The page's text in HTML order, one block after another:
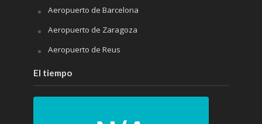
Aeropuerto de Barcelona
Aeropuerto de Zaragoza
Aeropuerto de Reus
El tiempo